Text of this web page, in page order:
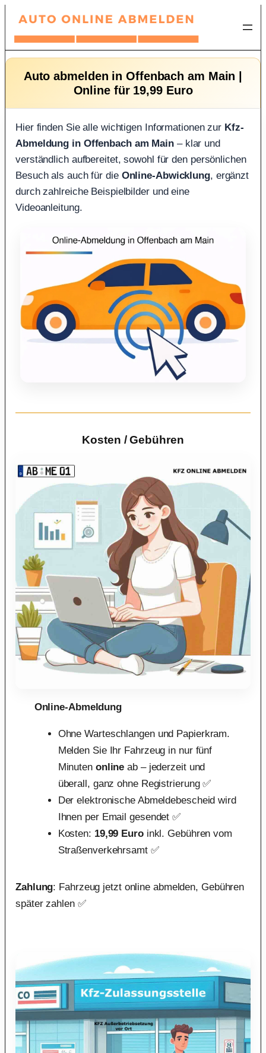
Zum
springen
Auto abmelden in Offenbach am Main |
Online für 19,99 Euro
Hier finden Sie alle wichtigen Informationen zur Kfz-
Abmeldung in Offenbach am Main – klar und
verständlich aufbereitet, sowohl für den persönlichen
Besuch als auch für die Online-Abwicklung, ergänzt
durch zahlreiche Beispielbilder und eine
Videoanleitung.
Kosten / Gebühren
Online-Abmeldung
Ohne Warteschlangen und Papierkram.
Melden Sie Ihr Fahrzeug in nur fünf
Minuten online ab – jederzeit und
überall, ganz ohne Registrierung ✅
Der elektronische Abmeldebescheid wird
Ihnen per Email gesendet ✅
Kosten: 19,99 Euroinkl. Gebühren vom
Straßenverkehrsamt ✅
Zahlung: Fahrzeug jetzt online abmelden, Gebühren
später zahlen ✅